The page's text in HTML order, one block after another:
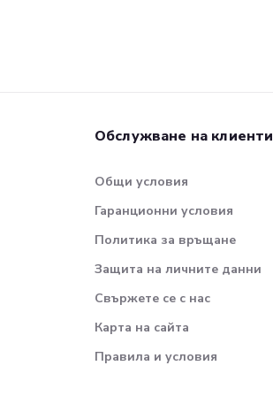
Обслужване на клиенти
Общи условия
Гаранционни условия
Политика за връщане
Защита на личните данни
Свържете се с нас
Карта на сайта
Правила и условия